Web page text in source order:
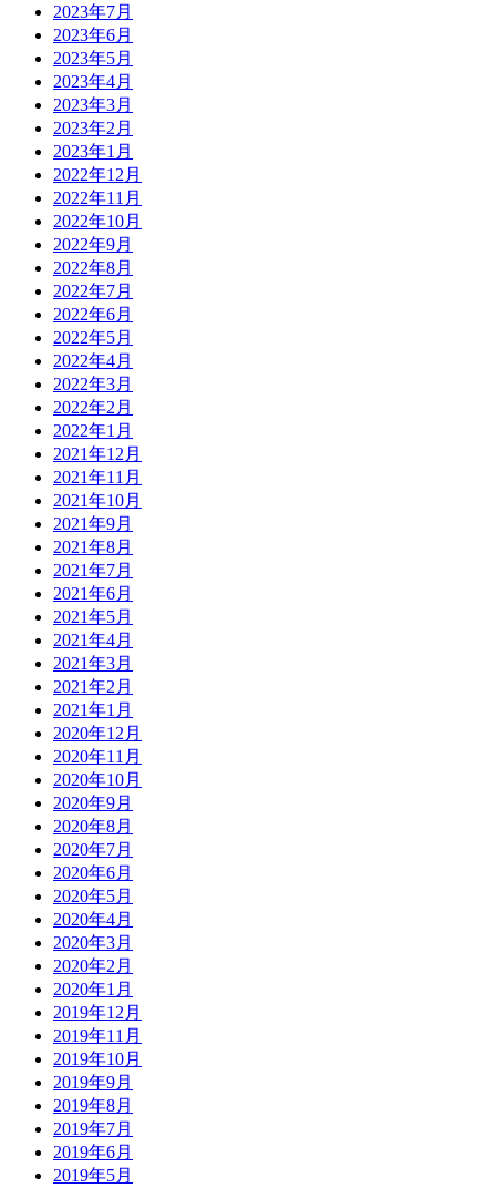
2023年7月
2023年6月
2023年5月
2023年4月
2023年3月
2023年2月
2023年1月
2022年12月
2022年11月
2022年10月
2022年9月
2022年8月
2022年7月
2022年6月
2022年5月
2022年4月
2022年3月
2022年2月
2022年1月
2021年12月
2021年11月
2021年10月
2021年9月
2021年8月
2021年7月
2021年6月
2021年5月
2021年4月
2021年3月
2021年2月
2021年1月
2020年12月
2020年11月
2020年10月
2020年9月
2020年8月
2020年7月
2020年6月
2020年5月
2020年4月
2020年3月
2020年2月
2020年1月
2019年12月
2019年11月
2019年10月
2019年9月
2019年8月
2019年7月
2019年6月
2019年5月